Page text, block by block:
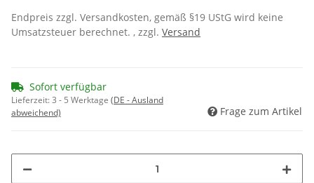
Endpreis zzgl. Versandkosten, gemäß §19 UStG wird keine
Umsatzsteuer berechnet. , zzgl. Versand
Sofort verfügbar
Lieferzeit:3 - 5 Werktage (DE - Ausland
abweichend)
Frage zum Artikel